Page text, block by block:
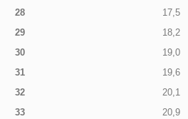
28
17,5
29
18,2
30
19,0
31
19,6
32
20,1
33
20,9